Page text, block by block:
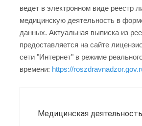
ведет в электронном виде реестр
медицинскую деятельность в
данных. Актуальная выписка из
предоставляется на сайте
сети "Интернет" в режиме
времени: https://
Медицинская деятельность